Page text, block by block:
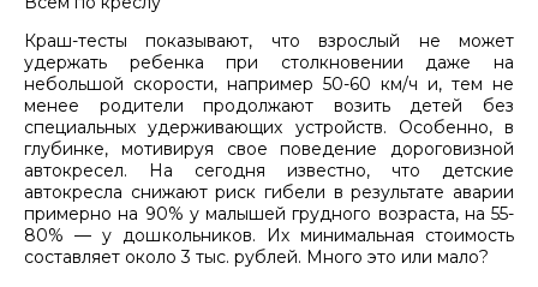
Краш-тесты показывают, что взрослый не может
удержать ребенка при столкновении даже на
небольшой скорости, например 50-60 км/ч и, тем не
менее родители продолжают возить детей без
специальных удерживающих устройств. Особенно, в
глубинке, мотивируя свое поведение дороговизной
автокресел. На сегодня известно, что детские
автокресла снижают риск гибели в результате аварии
примерно на 90% у малышей грудного возраста, на 55-
80% — у дошкольников. Их минимальная стоимость
составляет около 3 тыс. рублей. Много это или мало?